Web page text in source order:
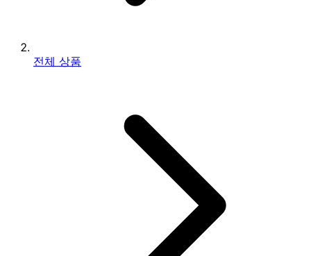
전체 상품